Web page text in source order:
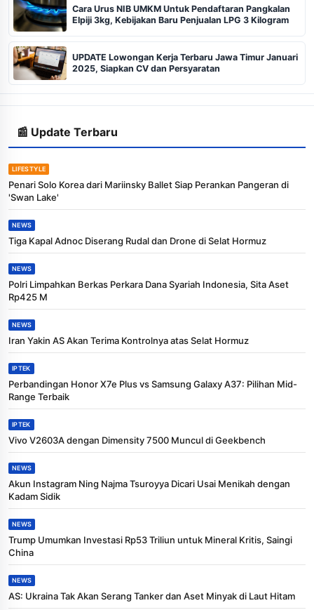
Cara Urus NIB UMKM Untuk Pendaftaran Pangkalan
Elpiji 3kg, Kebijakan Baru Penjualan LPG 3 Kilogram
UPDATE Lowongan Kerja Terbaru Jawa Timur Januari
2025, Siapkan CV dan Persyaratan
📰 Update Terbaru
LIFESTYLE
Penari Solo Korea dari Mariinsky Ballet Siap Perankan Pangeran di
'Swan Lake'
NEWS
Tiga Kapal Adnoc Diserang Rudal dan Drone di Selat Hormuz
NEWS
Polri Limpahkan Berkas Perkara Dana Syariah Indonesia, Sita Aset
Rp425 M
NEWS
Iran Yakin AS Akan Terima Kontrolnya atas Selat Hormuz
IPTEK
Perbandingan Honor X7e Plus vs Samsung Galaxy A37: Pilihan Mid-
Range Terbaik
IPTEK
Vivo V2603A dengan Dimensity 7500 Muncul di Geekbench
NEWS
Akun Instagram Ning Najma Tsuroyya Dicari Usai Menikah dengan
Kadam Sidik
NEWS
Trump Umumkan Investasi Rp53 Triliun untuk Mineral Kritis, Saingi
China
NEWS
AS: Ukraina Tak Akan Serang Tanker dan Aset Minyak di Laut Hitam